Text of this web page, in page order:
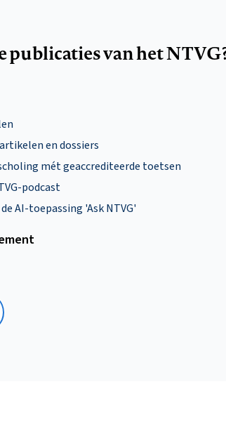
publicaties van het
en dossiers
mét geaccrediteerde toetsen
podcast
AI-toepassing 'Ask NTVG'